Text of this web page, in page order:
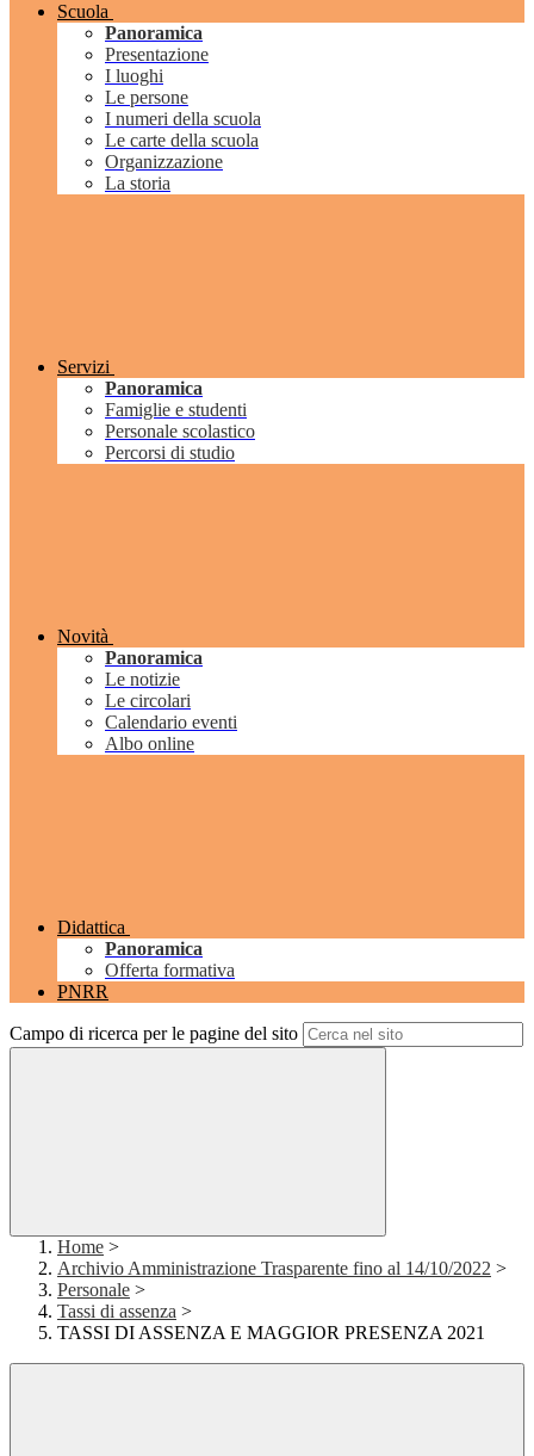
Scuola
Panoramica
Presentazione
I luoghi
Le persone
I numeri della scuola
Le carte della scuola
Organizzazione
La storia
Servizi
Panoramica
Famiglie e studenti
Personale scolastico
Percorsi di studio
Novità
Panoramica
Le notizie
Le circolari
Calendario eventi
Albo online
Didattica
Panoramica
Offerta formativa
PNRR
Campo di ricerca per le pagine del sito
Home >
Archivio Amministrazione Trasparente fino al 14/10/2022 >
Personale >
Tassi di assenza >
TASSI DI ASSENZA E MAGGIOR PRESENZA 2021